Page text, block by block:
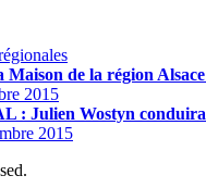
Maison de la région
2015
: Julien Wostyn
2015